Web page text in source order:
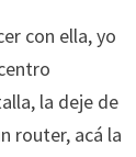
con ella, yo
la deje de
router, acá la